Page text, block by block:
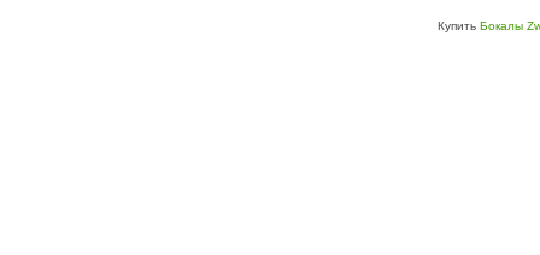
Купить Бокалы